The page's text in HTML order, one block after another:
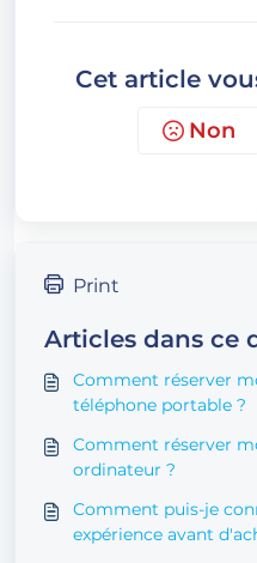
Cet article
Non
Print
Articles dans ce
Comment réserver
téléphone portable ?
Comment réserver
ordinateur ?
Comment puis-je
expérience avant